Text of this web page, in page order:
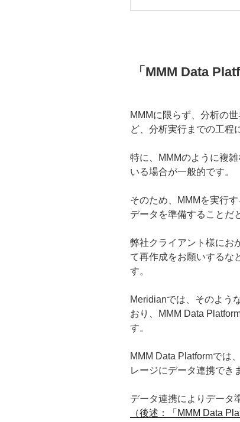
「MMM Data
MMMに限らず、分析の
ど、分析実行までの工程
特に、MMMのように複
いる場合が一般的です。
そのため、MMMを実行
データを準備することだ
弊社クライアント様にお
て再作成をお願いするな
す。
Meridianでは、そのよう
おり、MMM Data
す。
MMM Data Platformでは、
レージにデータ連携でき
データ連携によりデータ
（後述：「MMM Data